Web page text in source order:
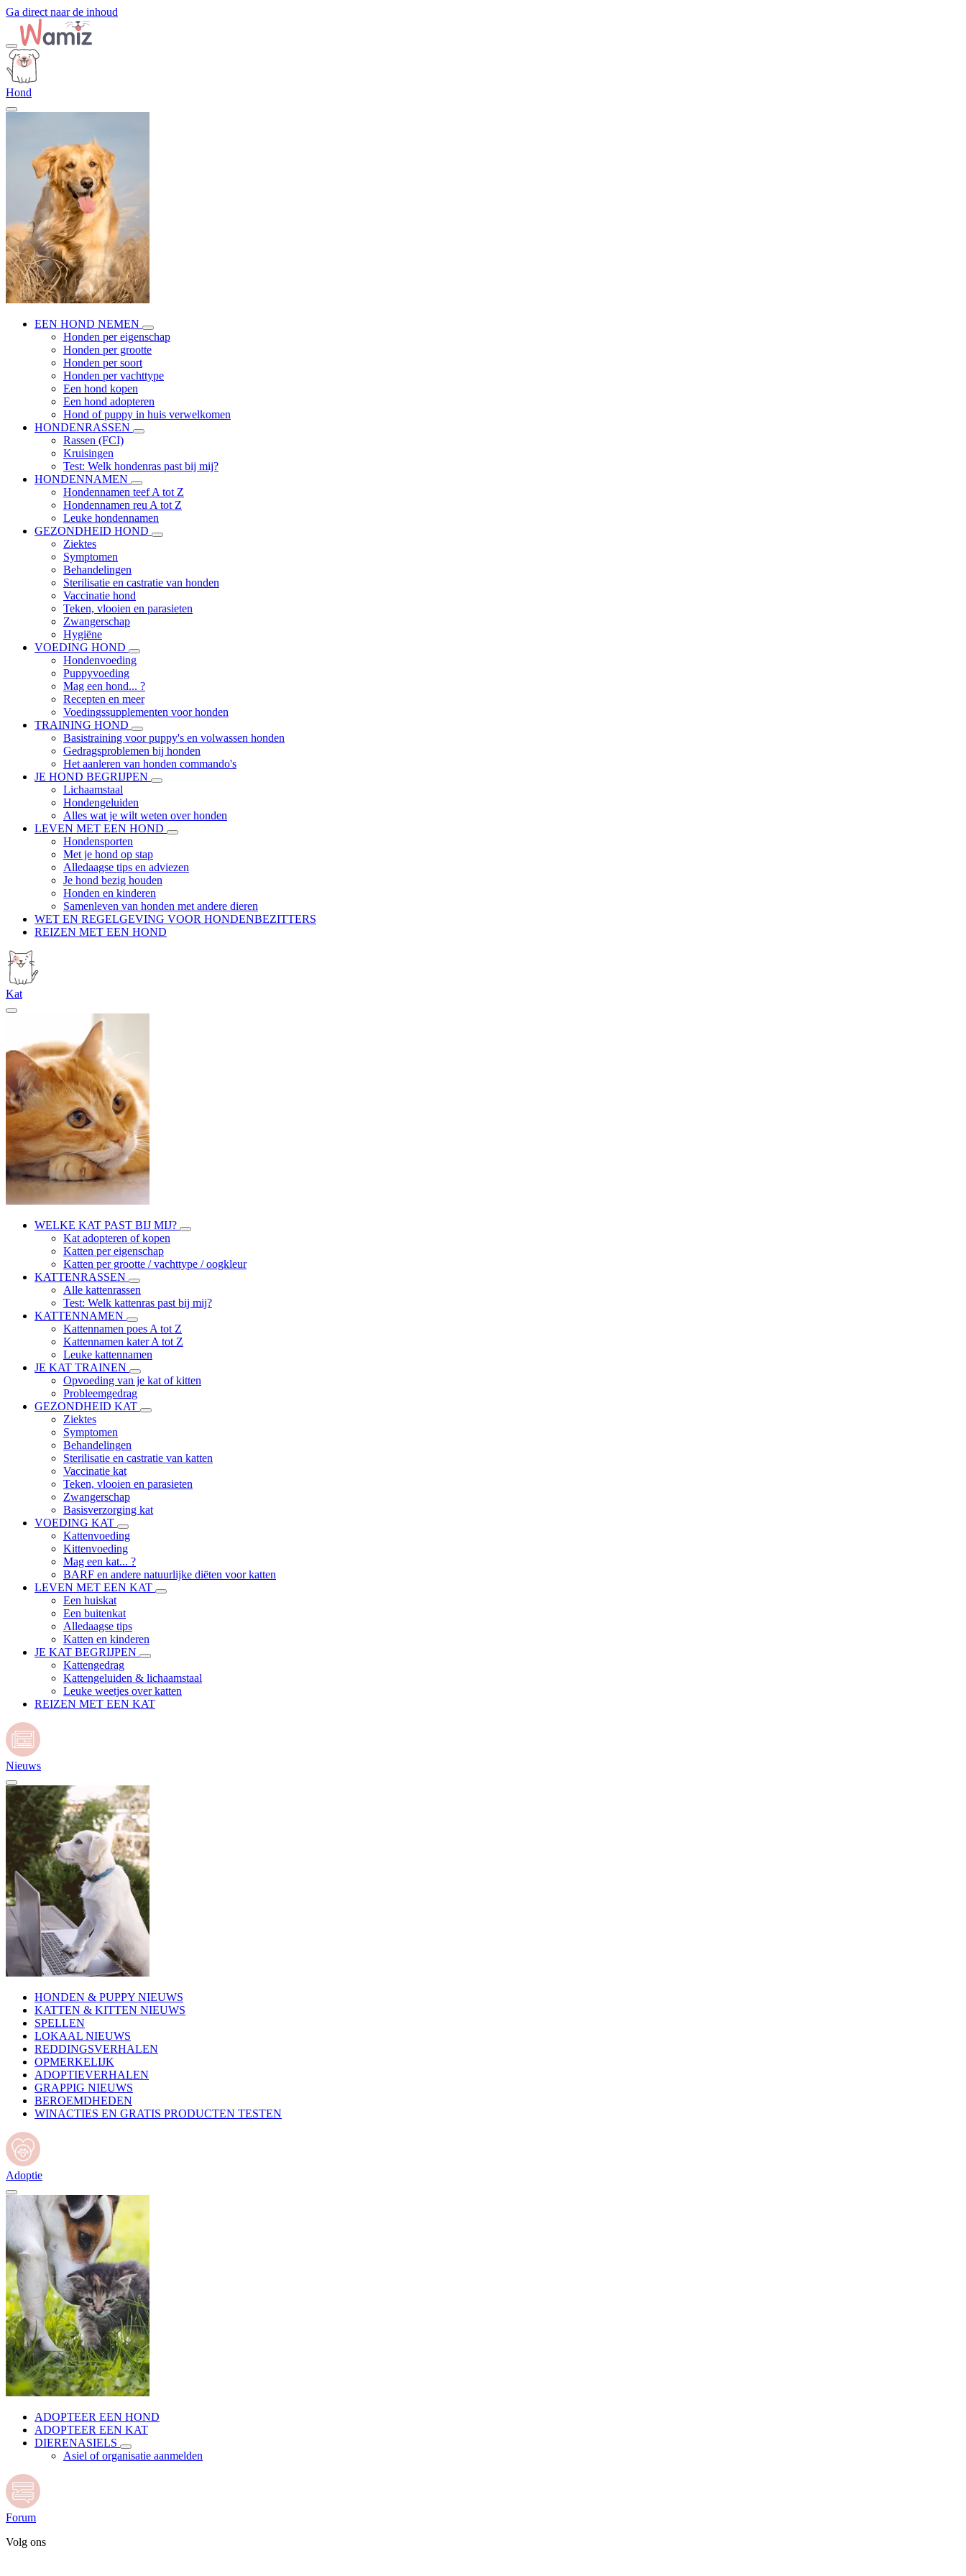
Ga direct naar de inhoud
Hond
EEN HOND NEMEN
Honden per eigenschap
Honden per grootte
Honden per soort
Honden per vachttype
Een hond kopen
Een hond adopteren
Hond of puppy in huis verwelkomen
HONDENRASSEN
Rassen (FCI)
Kruisingen
Test: Welk hondenras past bij mij?
HONDENNAMEN
Hondennamen teef A tot Z
Hondennamen reu A tot Z
Leuke hondennamen
GEZONDHEID HOND
Ziektes
Symptomen
Behandelingen
Sterilisatie en castratie van honden
Vaccinatie hond
Teken, vlooien en parasieten
Zwangerschap
Hygiëne
VOEDING HOND
Hondenvoeding
Puppyvoeding
Mag een hond... ?
Recepten en meer
Voedingssupplementen voor honden
TRAINING HOND
Basistraining voor puppy's en volwassen honden
Gedragsproblemen bij honden
Het aanleren van honden commando's
JE HOND BEGRIJPEN
Lichaamstaal
Hondengeluiden
Alles wat je wilt weten over honden
LEVEN MET EEN HOND
Hondensporten
Met je hond op stap
Alledaagse tips en adviezen
Je hond bezig houden
Honden en kinderen
Samenleven van honden met andere dieren
WET EN REGELGEVING VOOR HONDENBEZITTERS
REIZEN MET EEN HOND
Kat
WELKE KAT PAST BIJ MIJ?
Kat adopteren of kopen
Katten per eigenschap
Katten per grootte / vachttype / oogkleur
KATTENRASSEN
Alle kattenrassen
Test: Welk kattenras past bij mij?
KATTENNAMEN
Kattennamen poes A tot Z
Kattennamen kater A tot Z
Leuke kattennamen
JE KAT TRAINEN
Opvoeding van je kat of kitten
Probleemgedrag
GEZONDHEID KAT
Ziektes
Symptomen
Behandelingen
Sterilisatie en castratie van katten
Vaccinatie kat
Teken, vlooien en parasieten
Zwangerschap
Basisverzorging kat
VOEDING KAT
Kattenvoeding
Kittenvoeding
Mag een kat... ?
BARF en andere natuurlijke diëten voor katten
LEVEN MET EEN KAT
Een huiskat
Een buitenkat
Alledaagse tips
Katten en kinderen
JE KAT BEGRIJPEN
Kattengedrag
Kattengeluiden & lichaamstaal
Leuke weetjes over katten
REIZEN MET EEN KAT
Nieuws
HONDEN & PUPPY NIEUWS
KATTEN & KITTEN NIEUWS
SPELLEN
LOKAAL NIEUWS
REDDINGSVERHALEN
OPMERKELIJK
ADOPTIEVERHALEN
GRAPPIG NIEUWS
BEROEMDHEDEN
WINACTIES EN GRATIS PRODUCTEN TESTEN
Adoptie
ADOPTEER EEN HOND
ADOPTEER EEN KAT
DIERENASIELS
Asiel of organisatie aanmelden
Forum
Volg ons